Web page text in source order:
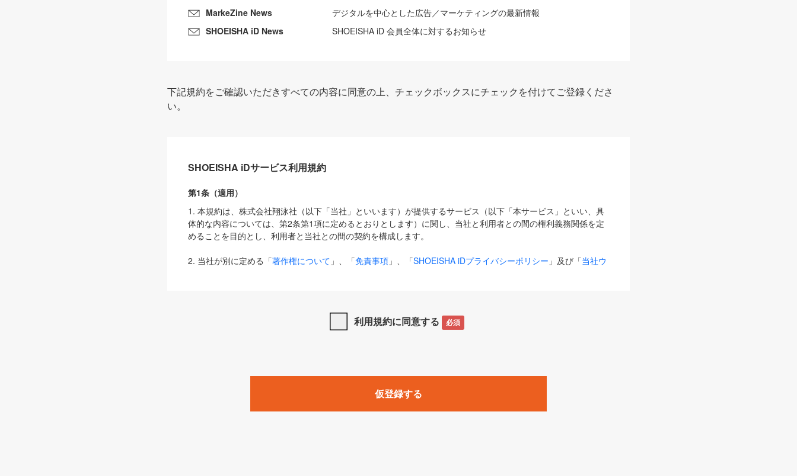
MarkeZine News
デジタルを中心とした広告／マーケティングの最新情報
SHOEISHA iD News
SHOEISHA iD 会員全体に対するお知らせ
下記規約をご確認いただきすべての内容に同意の上、チェックボックスにチェックを付けてご登録くださ
い。
SHOEISHA iDサービス利用規約
第1条（適用）
1. 本規約は、株式会社翔泳社（以下「当社」といいます）が提供するサービス（以下「本サービス」といい、具
体的な内容については、第2条第1項に定めるとおりとします）に関し、当社と利用者との間の権利義務関係を定
めることを目的とし、利用者と当社との間の契約を構成します。
2. 当社が別に定める「著作権について 」、「免責事項 」、「SHOEISHA iDプライバシーポリシー 」及び「当社ウ
は、本規約の規定が優先して適用されるものとします。
1. 「本サービス」とは、当社が提供する以下のサービス（名称や内容が変更された場合、変更後のサービスを含
みます）及びこれらサービスに関連して当社が実施するイベントやキャンペーンをいいます。
「SEBook」「SEShop」「CodeZine」「MarkeZine」「EnterpriseZine」「ECzine」「Biz/Zine」「HRzine」
利用規約に同意する 必須
仮登録する